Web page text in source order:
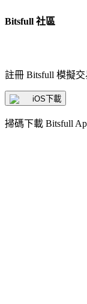
Bitsfull 社區
註冊 Bitsfull 模擬
iOS下載
掃碼下載 Bitsfull